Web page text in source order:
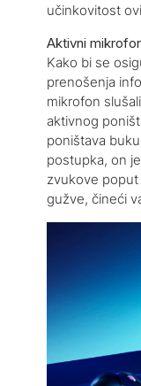
učinkovitost
Aktivni
Kako bi se
prenošenja
mikrofon
aktivnog
poništava
postupka, on
zvukove poput
gužve, čineći